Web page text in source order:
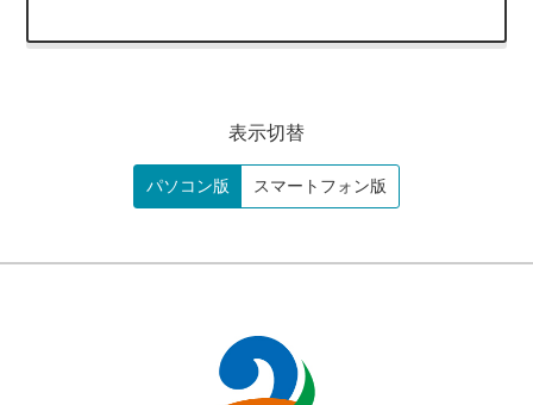
表示切替
パソコン版 スマートフォン版